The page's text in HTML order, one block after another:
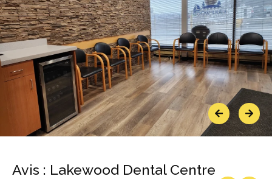
PreviousNext
Avis : Lakewood Dental Centre